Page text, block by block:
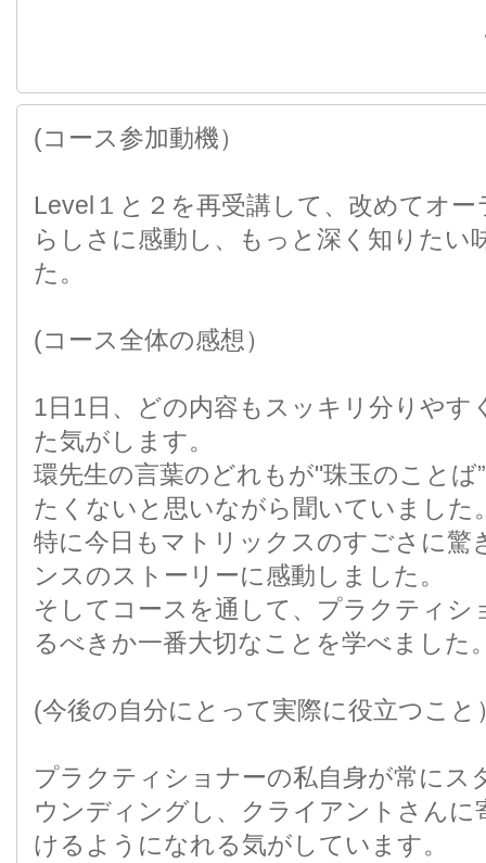
(コース参加動機）
Level１と２を再受講して、改めてオ
らしさに感動し、もっと深く知りたい
た。
(コース全体の感想）
1日1日、どの内容もスッキリ分りやす
た気がします。
環先生の言葉のどれもが"珠玉のことば
たくないと思いながら聞いていました
特に今日もマトリックスのすごさに驚
ンスのストーリーに感動しました。
そしてコースを通して、プラクティシ
るべきか一番大切なことを学べました
(今後の自分にとって実際に役立つこと
プラクティショナーの私自身が常にス
ウンディングし、クライアントさんに
けるようになれる気がしています。